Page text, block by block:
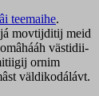
teemaihe.
movtijditij meid
västidii-
ornim
väldikodálávt.